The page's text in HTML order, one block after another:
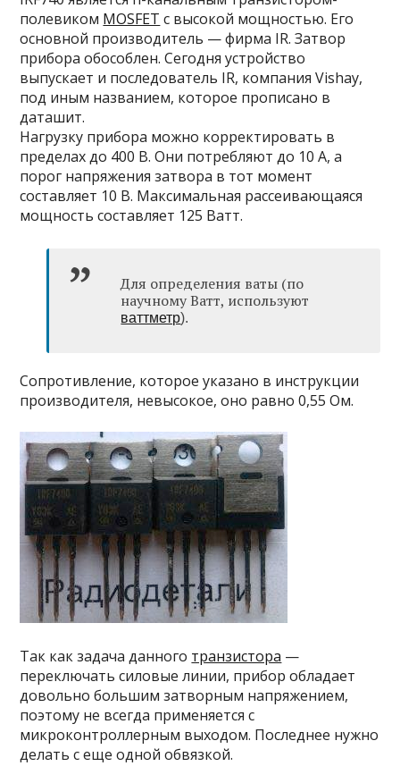
полевиком MOSFET с высокой мощностью. Его
основной производитель — фирма IR. Затвор
прибора обособлен. Сегодня устройство
выпускает и последователь IR, компания Vishay,
под иным названием, которое прописано в
даташит.
Нагрузку прибора можно корректировать в
пределах до 400 В. Они потребляют до 10 А, а
порог напряжения затвора в тот момент
составляет 10 В. Максимальная рассеивающаяся
мощность составляет 125 Ватт.
Для определения ваты (по
научному Ватт, используют
ваттметр).
Сопротивление, которое указано в инструкции
производителя, невысокое, оно равно 0,55 Ом.
Так как задача данного транзистора —
переключать силовые линии, прибор обладает
довольно большим затворным напряжением,
поэтому не всегда применяется с
микроконтроллерным выходом. Последнее нужно
делать с еще одной обвязкой.